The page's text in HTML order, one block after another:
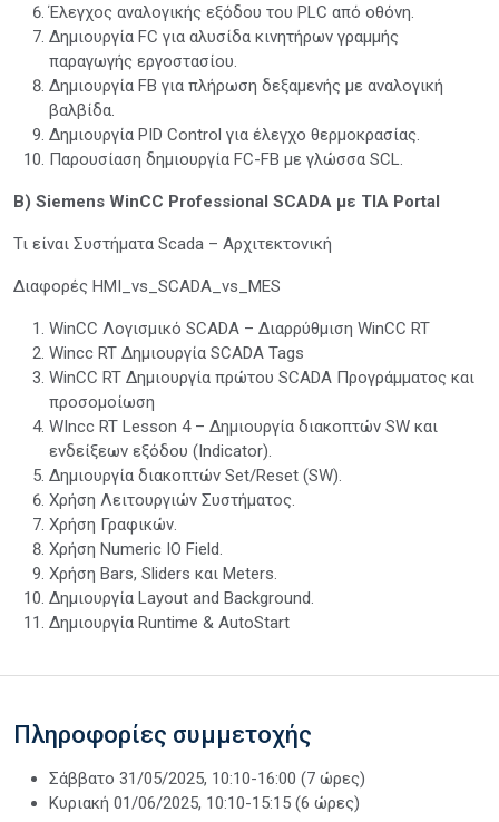
Έλεγχος αναλογικής εξόδου του PLC από οθόνη.
Δημιουργία FC για αλυσίδα κινητήρων γραμμής
παραγωγής εργοστασίου.
Δημιουργία FB για πλήρωση δεξαμενής με αναλογική
βαλβίδα.
Δημιουργία PID Control για έλεγχο θερμοκρασίας.
Παρουσίαση δημιουργία FC-FB με γλώσσα SCL.
B) Siemens WinCC Professional SCADA με TIA Portal
Τι είναι Συστήματα Scada – Αρχιτεκτονική
Διαφορές HMI_vs_SCADA_vs_MES
WinCC Λογισμικό SCADA – Διαρρύθμιση WinCC RT
Wincc RT Δημιουργία SCADA Tags
WinCC RT Δημιουργία πρώτου SCADA Προγράμματος και
προσομοίωση
WIncc RT Lesson 4 – Δημιουργία διακοπτών SW και
ενδείξεων εξόδου (Indicator).
Δημιουργία διακοπτών Set/Reset (SW).
Χρήση Λειτουργιών Συστήματος.
Χρήση Γραφικών.
Χρήση Numeric IO Field.
Χρήση Bars, Sliders και Meters.
Δημιουργία Layout and Background.
Δημιουργία Runtime & AutoStart
Πληροφορίες συμμετοχής
Σάββατο 31/05/2025, 10:10-16:00 (7 ώρες)
Κυριακή 01/06/2025, 10:10-15:15 (6 ώρες)